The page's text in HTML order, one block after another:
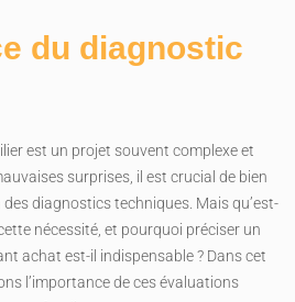
du diagnostic
est un projet souvent complexe et
surprises, il est crucial de bien
diagnostics techniques. Mais qu’est-
nécessité, et pourquoi préciser un
achat est-il indispensable ? Dans cet
l’importance de ces évaluations